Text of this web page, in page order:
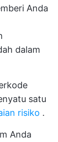
Anda
dalam
satu
risiko .
Anda